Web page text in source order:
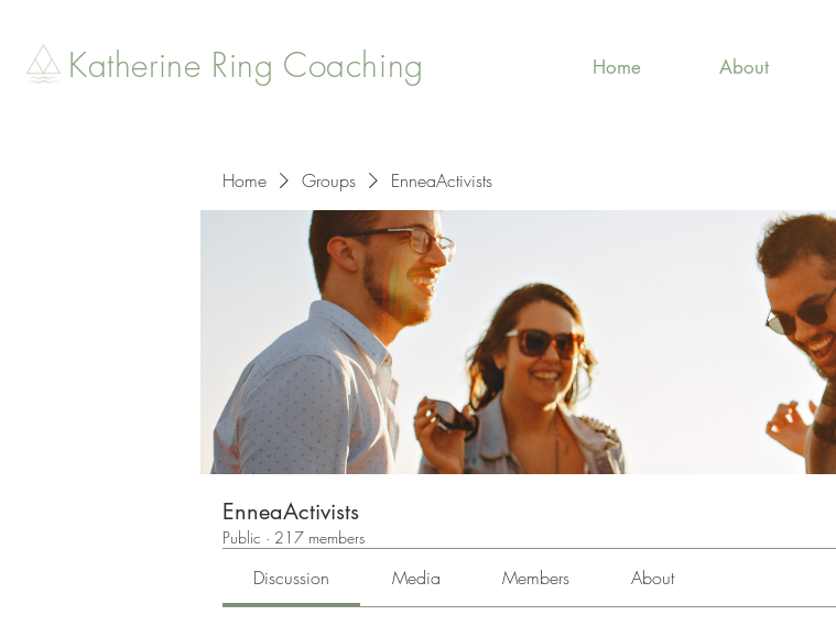
Katherine Ring Coaching Home About
Home Groups EnneaActivists
EnneaActivists
Public · 217 members
Discussion Media Members About